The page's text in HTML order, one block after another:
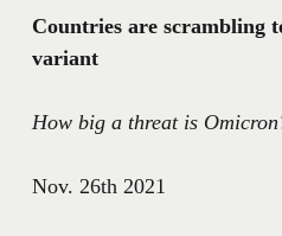
Countries are scrambling
variant
How big a threat is
Nov. 26th 2021